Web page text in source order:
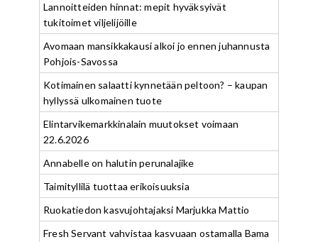
Lannoitteiden hinnat: mepit hyväksyivät
tukitoimet viljelijöille
Avomaan mansikkakausi alkoi jo ennen juhannusta
Pohjois-Savossa
Kotimainen salaatti kynnetään peltoon? – kaupan
hyllyssä ulkomainen tuote
Elintarvikemarkkinalain muutokset voimaan
22.6.2026
Annabelle on halutin perunalajike
Taimityllilä tuottaa erikoisuuksia
Ruokatiedon kasvujohtajaksi Marjukka Mattio
Fresh Servant vahvistaa kasvuaan ostamalla Bama